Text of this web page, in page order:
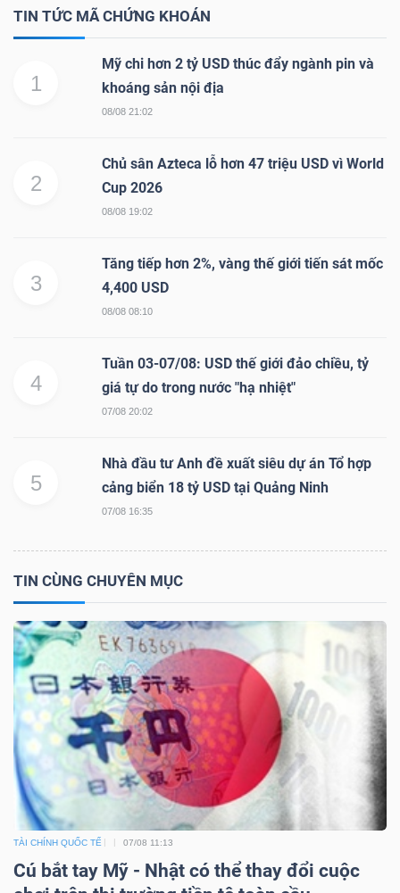
TIN TỨC MÃ CHỨNG KHOÁN
1
Mỹ chi hơn 2 tỷ USD thúc đẩy ngành pin và
khoáng sản nội địa
08/08 21:02
2
Chủ sân Azteca lỗ hơn 47 triệu USD vì World
Cup 2026
08/08 19:02
3
Tăng tiếp hơn 2%, vàng thế giới tiến sát mốc
4,400 USD
08/08 08:10
4
Tuần 03-07/08: USD thế giới đảo chiều, tỷ
giá tự do trong nước "hạ nhiệt"
07/08 20:02
5
Nhà đầu tư Anh đề xuất siêu dự án Tổ hợp
cảng biển 18 tỷ USD tại Quảng Ninh
07/08 16:35
TIN CÙNG CHUYÊN MỤC
TÀI CHÍNH QUỐC TẾ 07/08 11:13
Cú bắt tay Mỹ - Nhật có thể thay đổi cuộc
(-)
NĂNG
NGHIỆP
TIÊU
DÙNG
KHÔNG
THIẾT